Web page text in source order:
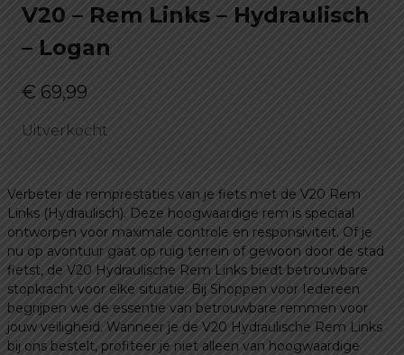
V20 – Rem Links – Hydraulisch
– Logan
€ 69,99
Uitverkocht
Verbeter de remprestaties van je fiets met de V20 Rem
Links (Hydraulisch). Deze hoogwaardige rem is speciaal
ontworpen voor maximale controle en responsiviteit. Of je
nu op avontuur gaat op ruig terrein of gewoon door de stad
fietst, de V20 Hydraulische Rem Links biedt betrouwbare
stopkracht voor elke situatie. Bij Shoppen voor Iedereen
begrijpen we de essentie van betrouwbare remmen voor
jouw veiligheid. Wanneer je de V20 Hydraulische Rem Links
bij ons bestelt, profiteer je niet alleen van hoogwaardige